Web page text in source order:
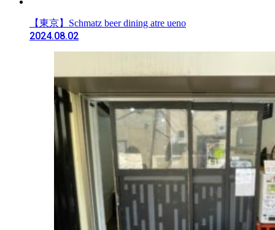
【東京】Schmatz beer dining atre ueno
2024.08.02